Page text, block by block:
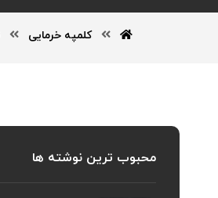
کلمپه خرمایی
محبوب ترین نوشته ها